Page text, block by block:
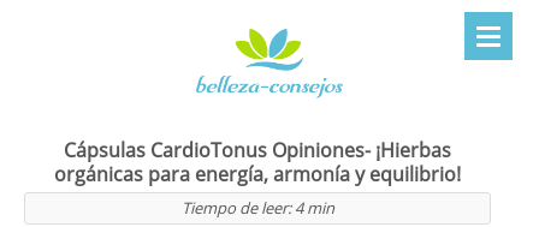
Cápsulas CardioTonus Opiniones- ¡Hierbas
orgánicas para energía, armonía y equilibrio!
Tiempo de leer:4 min